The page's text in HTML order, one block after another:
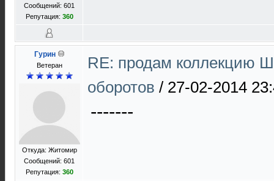
Сообщений: 601
Репутация: 360
Гурин
Ветеран
Откуда: Житомир
Сообщений: 601
Репутация: 360
RE: продам коллекцию
оборотов / 27-02-2014
-------